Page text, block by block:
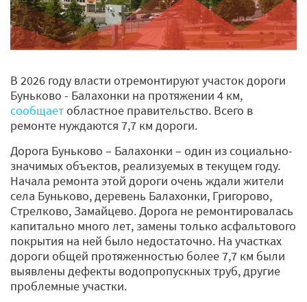
В 2026 году власти отремонтируют участок дороги
Буньково - Балахонки на протяжении 4 км,
сообщаетобластное правительство. Всего в
ремонте нуждаются 7,7 км дороги.
Дорога Буньково – Балахонки – один из социально-
значимых объектов, реализуемых в текущем году.
Начала ремонта этой дороги очень ждали жители
села Буньково, деревень Балахонки, Григорово,
Стрелково, Замайцево. Дорога не ремонтировалась
капитально много лет, замены только асфальтового
покрытия на ней было недостаточно. На участках
дороги общей протяженностью более 7,7 км были
выявлены дефекты водопропускных труб, другие
проблемные участки.